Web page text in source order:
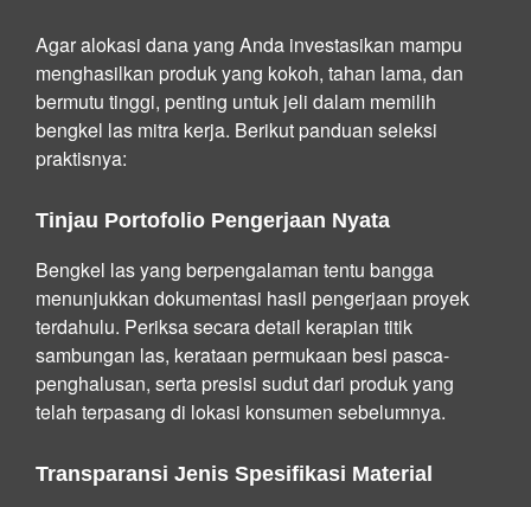
Agar alokasi dana yang Anda investasikan mampu
menghasilkan produk yang kokoh, tahan lama, dan
bermutu tinggi, penting untuk jeli dalam memilih
bengkel las mitra kerja. Berikut panduan seleksi
praktisnya:
Tinjau Portofolio Pengerjaan Nyata
Bengkel las yang berpengalaman tentu bangga
menunjukkan dokumentasi hasil pengerjaan proyek
terdahulu. Periksa secara detail kerapian titik
sambungan las, kerataan permukaan besi pasca-
penghalusan, serta presisi sudut dari produk yang
telah terpasang di lokasi konsumen sebelumnya.
Transparansi Jenis Spesifikasi Material